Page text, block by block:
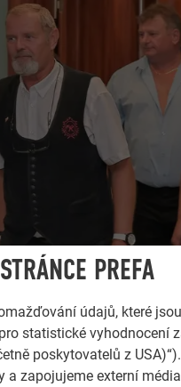
PREFA
údajů, které
statistické vyhodnocení
poskytovatelů z
zapojujeme externí